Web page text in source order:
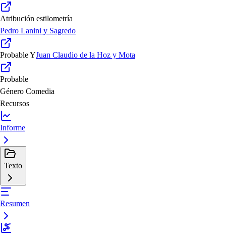
Atribución estilometría
Pedro Lanini y Sagredo
ProbableYJuan Claudio de la Hoz y Mota
Probable
Género Comedia
Recursos
Informe
Texto
Resumen